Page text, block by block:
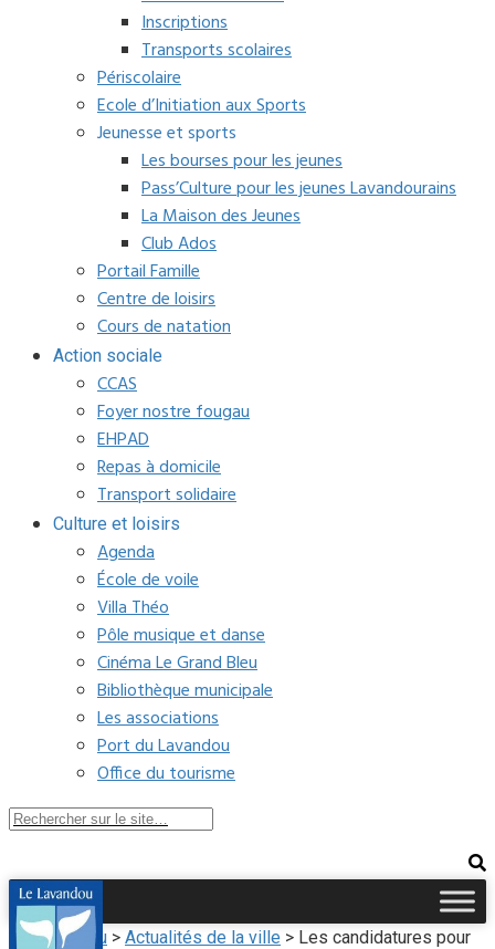
Inscriptions
Transports scolaires
Périscolaire
Ecole d’Initiation aux Sports
Jeunesse et sports
Les bourses pour les jeunes
Pass’Culture pour les jeunes Lavandourains
La Maison des Jeunes
Club Ados
Portail Famille
Centre de loisirs
Cours de natation
Action sociale
CCAS
Foyer nostre fougau
EHPAD
Repas à domicile
Transport solidaire
Culture et loisirs
Agenda
École de voile
Villa Théo
Pôle musique et danse
Cinéma Le Grand Bleu
Bibliothèque municipale
Les associations
Port du Lavandou
Office du tourisme
Le Lavandou > Actualités de la ville > Les candidatures pour